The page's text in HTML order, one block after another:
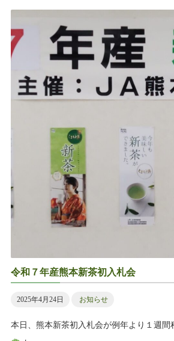
令和７年産熊本新茶初入札会
2025年4月24日 お知らせ
本日、熊本新茶初入札会が例年より１週間